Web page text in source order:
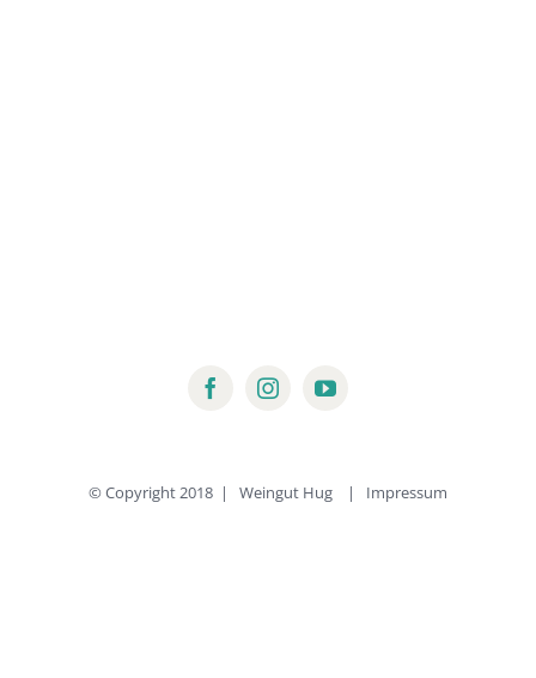
© Copyright 2018 | Weingut Hug | Impressum